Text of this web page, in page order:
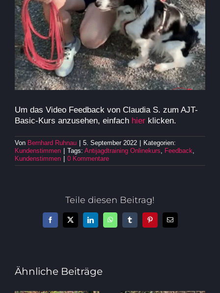
Um das Video Feedback von Claudia S. zum AJT-
Basic-Kurs anzusehen, einfach hier klicken.
Von Bernhard Ruhnau 5. September 2022
Kategorien:
Kundenstimmen
Tags: Antijagdtraining Onlinekurs, Feedback,
Kundenstimmen
0 Kommentare
Teile diesen Beitrag!
Facebook
X LinkedInWhatsAppTumblrPinterestE-
Mail
Ähnliche Beiträge